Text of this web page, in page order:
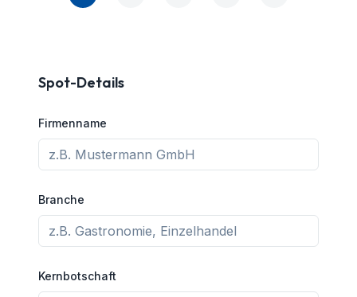
Spot-Details
Firmenname
Branche
Kernbotschaft